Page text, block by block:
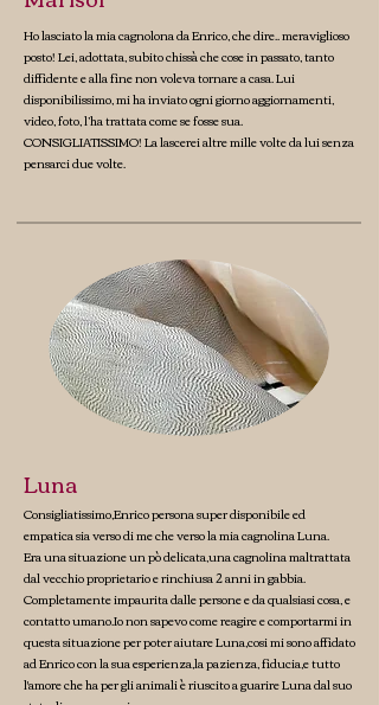
Ho lasciato la mia cagnolona da Enrico, che dire.. meraviglioso
posto! Lei, adottata, subito chissà che cose in passato, tanto
diffidente e alla fine non voleva tornare a casa. Lui
disponibilissimo, mi ha inviato ogni giorno aggiornamenti,
video, foto, l’ha trattata come se fosse sua.
CONSIGLIATISSIMO! La lascerei altre mille volte da lui senza
pensarci due volte.
Luna
Consigliatissimo,Enrico persona super disponibile ed
empatica sia verso di me che verso la mia cagnolina Luna.
Era una situazione un pò delicata,una cagnolina maltrattata
dal vecchio proprietario e rinchiusa 2 anni in gabbia.
Completamente impaurita dalle persone e da qualsiasi cosa, e
contatto umano.Io non sapevo come reagire e comportarmi in
questa situazione per poter aiutare Luna,cosi mi sono affidato
ad Enrico con la sua esperienza,la pazienza, fiducia,e tutto
l'amore che ha per gli animali è riuscito a guarire Luna dal suo